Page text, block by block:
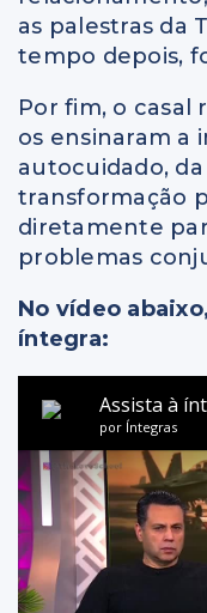
as palestras da
tempo depois,
Por fim, o casal
os ensinaram a
autocuidado,
transformação
diretamente
problemas
No vídeo
íntegra: